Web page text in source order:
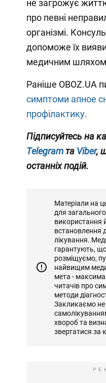
не загрожує
про певні
організмі.
допоможе їх
медичним
Раніше OBOZ.UA
симптоми апное
профілактику.
Підписуйтесь на
Telegram та Viber,
останніх подій.
Матеріали на
для
використання
встановлення
лікування.
гарантують,
розміщуємо,
найвищим
мета -
читачів про
методи
Закликаємо
хвороб та
звертатися за